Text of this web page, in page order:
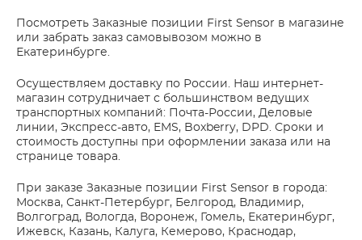
Посмотреть Заказные позиции First Sensor в магазине
или забрать заказ самовывозом можно в
Екатеринбурге.
Осуществляем доставку по России. Наш интернет-
магазин сотрудничает с большинством ведущих
транспортных компаний: Почта-России, Деловые
линии, Экспресс-авто, EMS, Boxberry, DPD. Сроки и
стоимость доступны при оформлении заказа или на
странице товара.
При заказе Заказные позиции First Sensor в города:
Москва, Санкт-Петербург, Белгород, Владимир,
Волгоград, Вологда, Воронеж, Гомель, Екатеринбург,
Ижевск, Казань, Калуга, Кемерово, Краснодар,